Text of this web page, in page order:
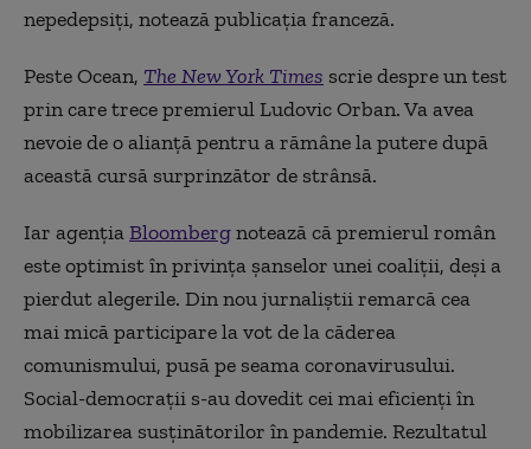
nepedepsiţi, notează publicația franceză.
Peste Ocean, The New York Times scrie despre un test
prin care trece premierul Ludovic Orban. Va avea
nevoie de o alianţă pentru a rămâne la putere după
această cursă surprinzător de strânsă.
Iar agențiaBloombergnotează că premierul român
este optimist în privinţa şanselor unei coaliţii, deşi a
pierdut alegerile. Din nou jurnaliștii remarcă cea
mai mică participare la vot de la căderea
comunismului, pusă pe seama coronavirusului.
Social-democraţii s-au dovedit cei mai eficienţi în
mobilizarea susţinătorilor în pandemie. Rezultatul